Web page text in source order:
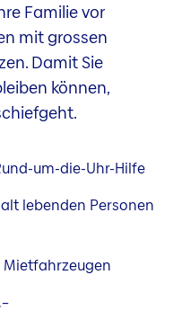
Familie vor
mit grossen
Damit Sie
können,
um-die-Uhr-Hilfe
lebenden Personen
Mietfahrzeugen